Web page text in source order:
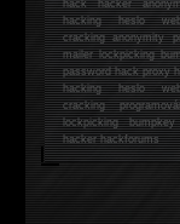
hackhacker
hackingheslo
cracking anonymity
mailer lockpicking
password hack proxy
hacking heslo
cracking
lockpicking
hackerhackforums